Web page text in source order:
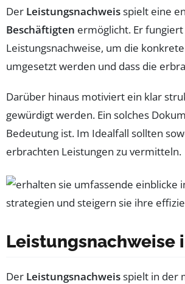
Der Leistungsnachweisspielt eine
Beschäftigten ermöglicht. Er
Leistungsnachweise, um die
umgesetzt werden und dass die
Darüber hinaus motiviert ein klar
gewürdigt werden. Ein solches
Bedeutung ist. Im Idealfall sollten
erbrachten Leistungen zu vermitteln.
Leistungsnachweise
Der Leistungsnachweisspielt in der